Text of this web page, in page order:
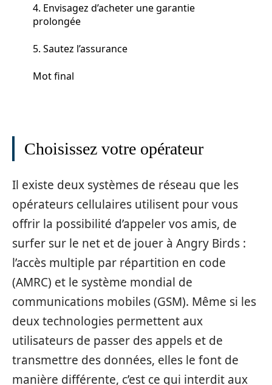
4. Envisagez d’acheter une garantie
prolongée
5. Sautez l’assurance
Mot final
Choisissez votre opérateur
Il existe deux systèmes de réseau que les
opérateurs cellulaires utilisent pour vous
offrir la possibilité d’appeler vos amis, de
surfer sur le net et de jouer à Angry Birds :
l’accès multiple par répartition en code
(AMRC) et le système mondial de
communications mobiles (GSM). Même si les
deux technologies permettent aux
utilisateurs de passer des appels et de
transmettre des données, elles le font de
manière différente, c’est ce qui interdit aux